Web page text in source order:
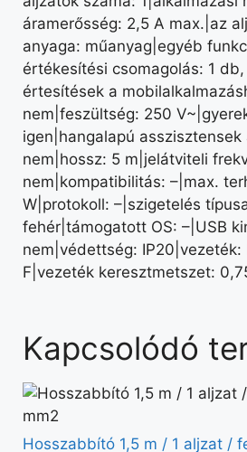
áramerősség: 2,5 A max.|az
anyaga: műanyag|egyéb
értékesítési csomagolás: 1 db,
értesítések a
nem|feszültség: 250
igen|hangalapú asszisztensek
nem|hossz: 5 m|jelátviteli
nem|kompatibilitás: –|max.
W|protokoll: –|szigetelés
fehér|támogatott OS: –|USB
nem|védettség:
F|vezeték keresztmetszet:
Kapcsolódó
Hosszabbító 1,5 m / 1 aljzat /